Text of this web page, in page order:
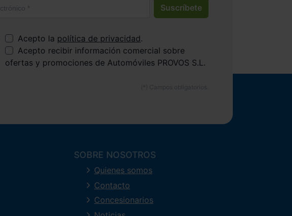
Suscríbete
Acepto la política de privacidad.
Acepto recibir información comercial sobre
ofertas y promociones de Automóviles PROVOS S.L.
SOBRE NOSOTROS
Quienes somos
Contacto
Concesionarios